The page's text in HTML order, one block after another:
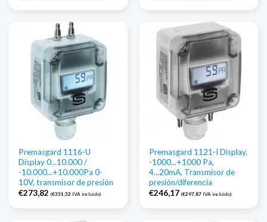
Premasgard 1116-U
Display 0...10.000 /
-10.000...+10.000Pa 0-
10V, transmisor de presión
€273,82 (€331,32 IVA incluido)
Premasgard 1121-I Display,
-1000...+1000 Pa,
4...20mA, Transmisor de
presión/diferencia
€246,17 (€297,87 IVA incluido)